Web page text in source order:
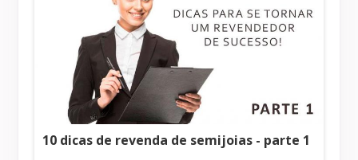
10 dicas de revenda de semijoias - parte 1